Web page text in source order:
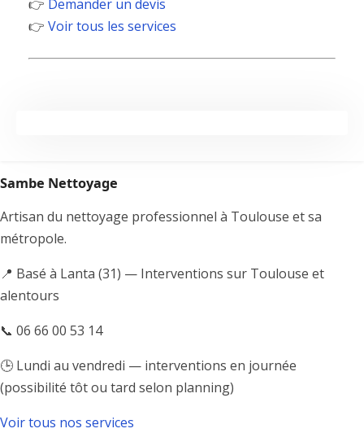
👉 Demander un devis
👉 Voir tous les services
Sambe Nettoyage
Artisan du nettoyage professionnel à Toulouse et sa
métropole.
📍 Basé à Lanta (31) — Interventions sur Toulouse et
alentours
📞 06 66 00 53 14
🕒 Lundi au vendredi — interventions en journée
(possibilité tôt ou tard selon planning)
Voir tous nos services